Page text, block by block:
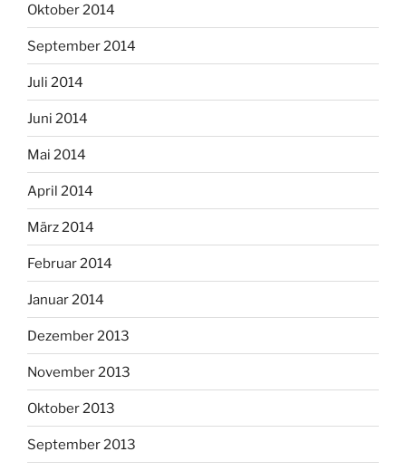
Oktober 2014
September 2014
Juli 2014
Juni 2014
Mai 2014
April 2014
März 2014
Februar 2014
Januar 2014
Dezember 2013
November 2013
Oktober 2013
September 2013